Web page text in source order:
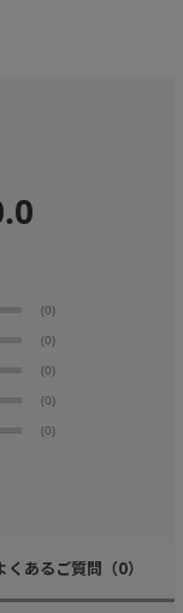
(0)
(0)
(0)
(0)
(0)
くあるご質問 （0）